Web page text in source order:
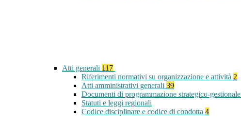
Atti generali 117
Riferimenti normativi su organizzazione e attività 2
Atti amministrativi generali 39
Documenti di programmazione strategico-gestionale
Statuti e leggi regionali
Codice disciplinare e codice di condotta 4